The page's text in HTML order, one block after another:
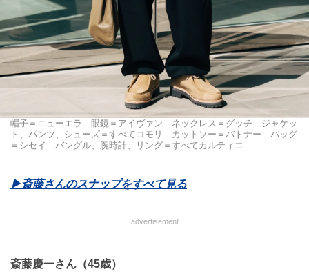
帽子＝ニューエラ 眼鏡＝アイヴァン ネックレス＝グッチ ジャケッ
ト、パンツ、シューズ＝すべてコモリ カットソー＝バトナー バッグ
＝シセイ バングル、腕時計、リング＝すべてカルティエ
▶斎藤さんのスナップをすべて見る
advertisement
斎藤慶一さん（45歳）